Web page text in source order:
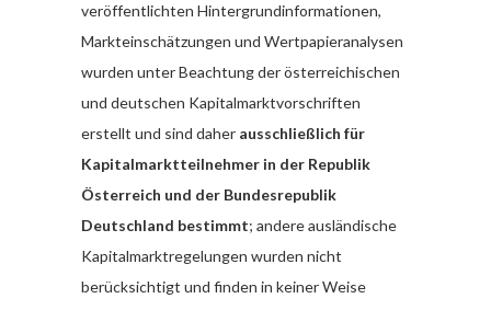
veröffentlichten Hintergrundinformationen,
Markteinschätzungen und Wertpapieranalysen
wurden unter Beachtung der österreichischen
und deutschen Kapitalmarktvorschriften
erstellt und sind daher ausschließlich für
Kapitalmarktteilnehmer in der Republik
Österreich und der Bundesrepublik
Deutschland bestimmt; andere ausländische
Kapitalmarktregelungen wurden nicht
berücksichtigt und finden in keiner Weise